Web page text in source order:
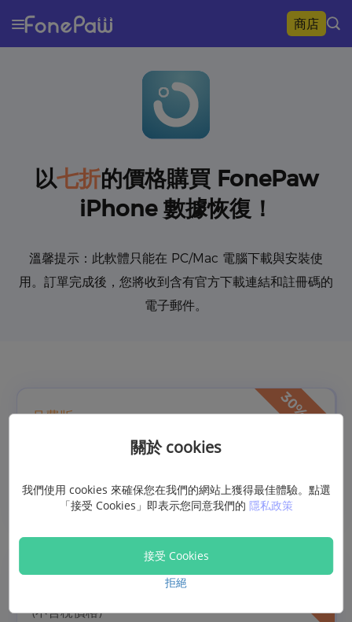
商店
以七折的價格購買 FonePaw
iPhone 數據恢復！
溫馨提示：此軟體只能在 PC/Mac 電腦下載與安裝使
用。訂單完成後，您將收到含有官方下載連結和註冊碼的
電子郵件。
月費版
馬上購買
(不含稅價格)
關於 cookies
我們使用 cookies 來確保您在我們的網站上獲得最佳體驗。點選
「接受 Cookies」即表示您同意我們的 隱私政策
接受 Cookies
拒絕